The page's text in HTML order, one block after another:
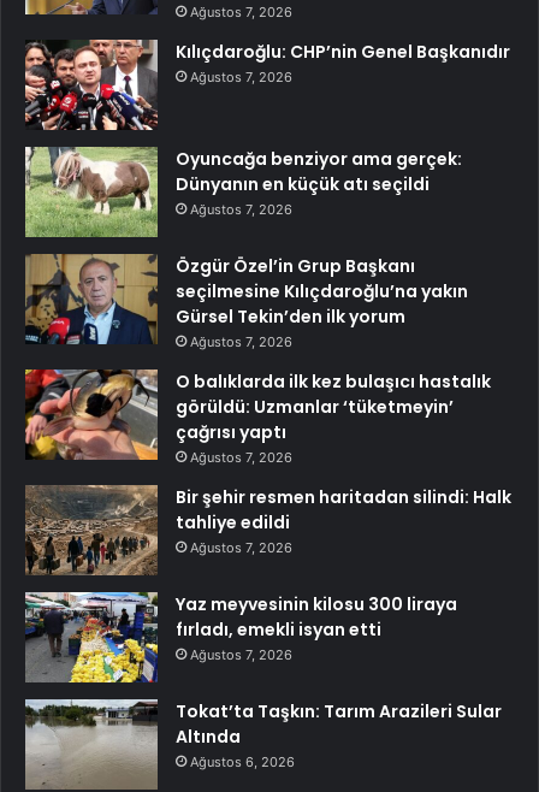
Ağustos 7, 2026
Kılıçdaroğlu: CHP’nin Genel Başkanıdır
Ağustos 7, 2026
Oyuncağa benziyor ama gerçek:
Dünyanın en küçük atı seçildi
Ağustos 7, 2026
Özgür Özel’in Grup Başkanı
seçilmesine Kılıçdaroğlu’na yakın
Gürsel Tekin’den ilk yorum
Ağustos 7, 2026
O balıklarda ilk kez bulaşıcı hastalık
görüldü: Uzmanlar ‘tüketmeyin’
çağrısı yaptı
Ağustos 7, 2026
Bir şehir resmen haritadan silindi: Halk
tahliye edildi
Ağustos 7, 2026
Yaz meyvesinin kilosu 300 liraya
fırladı, emekli isyan etti
Ağustos 7, 2026
Tokat’ta Taşkın: Tarım Arazileri Sular
Altında
Ağustos 6, 2026